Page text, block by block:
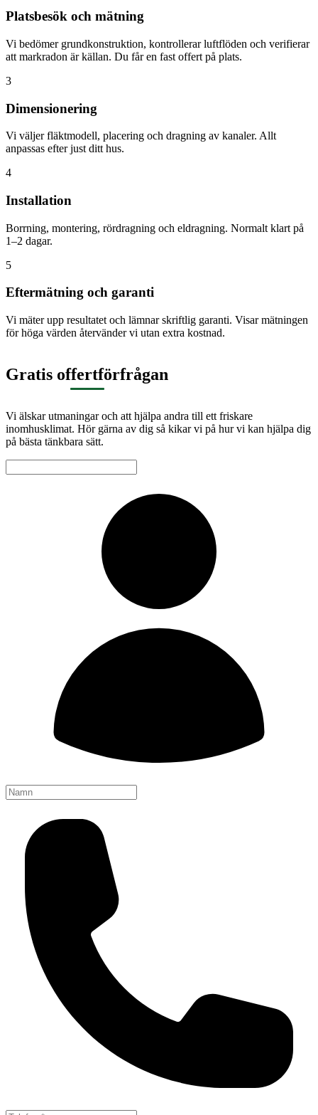
Platsbesök och mätning
Vi bedömer grundkonstruktion, kontrollerar luftflöden och verifierar
att markradon är källan. Du får en fast offert på plats.
3
Dimensionering
Vi väljer fläktmodell, placering och dragning av kanaler. Allt
anpassas efter just ditt hus.
4
Installation
Borrning, montering, rördragning och eldragning. Normalt klart på
1–2 dagar.
5
Eftermätning och garanti
Vi mäter upp resultatet och lämnar skriftlig garanti. Visar mätningen
för höga värden återvänder vi utan extra kostnad.
Gratis offertförfrågan
Vi älskar utmaningar och att hjälpa andra till ett friskare
inomhusklimat. Hör gärna av dig så kikar vi på hur vi kan hjälpa dig
på bästa tänkbara sätt.